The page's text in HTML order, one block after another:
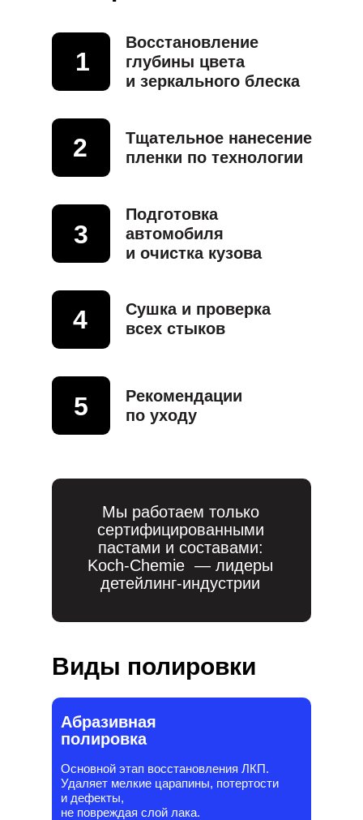
1
Восстановление
глубины цвета
и зеркального блеска
2
Тщательное нанесение
пленки по технологии
4
Сушка и проверка
всех стыков
3
Подготовка
автомобиля
и очистка кузова
5
Рекомендации
по уходу
Мы работаем только
сертифицированными
пастами и составами:
Koch-Chemie — лидеры
детейлинг-индустрии
Виды полировки
Абразивная
полировка
Основной этап восстановления ЛКП.
Удаляет мелкие царапины, потертости
и дефекты,
не повреждая слой лака.